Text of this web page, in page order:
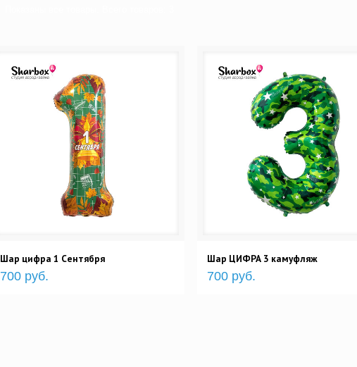
Шар цифра 1 Сентября
700 руб.
Шар ЦИФРА 3 камуфляж
700 руб.